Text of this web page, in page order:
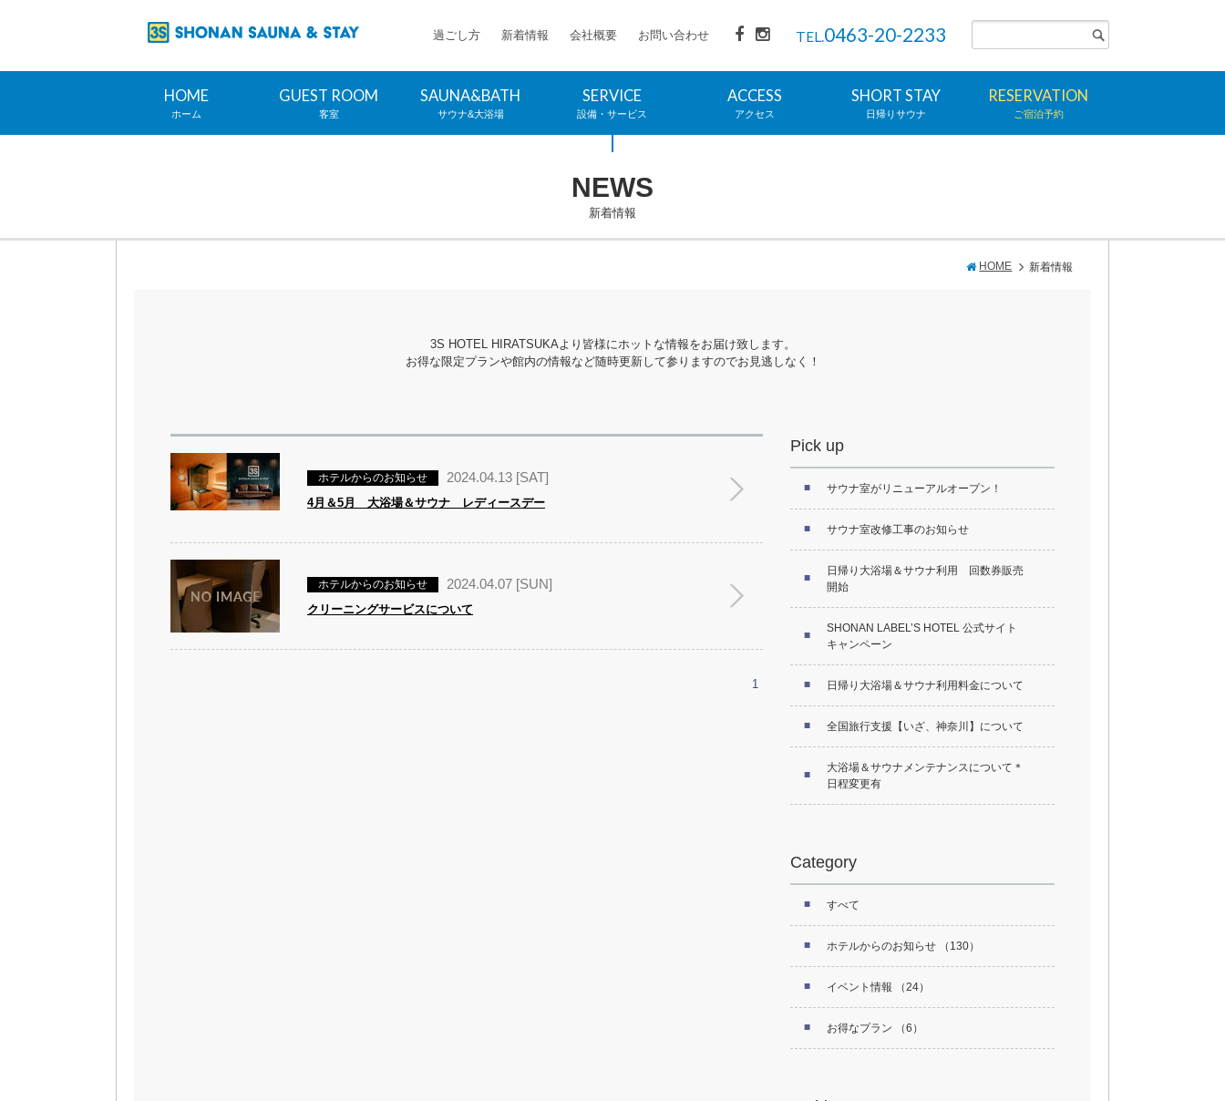
過ごし方 新着情報 会社概要 お問い合わせ TEL.0463-20-2233
HOME
ホーム
GUEST ROOM
客室
SAUNA&BATH
サウナ&大浴場
SERVICE
設備・サービス
ACCESS
アクセス
SHORT STAY
日帰りサウナ
RESERVATION
ご宿泊予約
NEWS
新着情報
HOME 新着情報
3S HOTEL HIRATSUKAより皆様にホットな情報をお届け致します。
お得な限定プランや館内の情報など随時更新して参りますのでお見逃しなく！
ホテルからのお知らせ 2024.04.13 [SAT]
4月＆5月 大浴場＆サウナ レディースデー
ホテルからのお知らせ 2024.04.07 [SUN]
クリーニングサービスについて
1
Pick up
サウナ室がリニューアルオープン！
サウナ室改修工事のお知らせ
日帰り大浴場＆サウナ利用 回数券販売
開始
SHONAN LABEL’S HOTEL 公式サイト
キャンペーン
日帰り大浴場＆サウナ利用料金について
全国旅行支援【いざ、神奈川】について
大浴場＆サウナメンテナンスについて＊
日程変更有
Category
すべて
ホテルからのお知らせ （130）
イベント情報 （24）
お得なプラン （6）